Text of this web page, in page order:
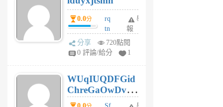
前
0.0分
rq
tn
jt
gl
個
月
前
舉
報
分享
720點閱
0 評論/給分
1
WUqIUQDFGid
ChreGaOwDv
dY